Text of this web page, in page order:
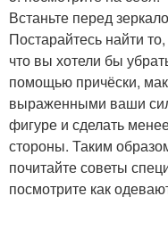
Встаньте перед
Постарайтесь найти
что вы хотели бы
помощью причёски,
выраженными ваши
фигуре и сделать
стороны. Таким
почитайте советы
посмотрите как